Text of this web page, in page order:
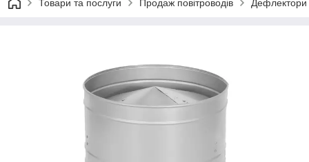
Товари та послуги Продаж повітроводів Дефлектори